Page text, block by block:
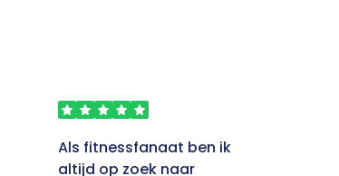
Als fitnessfanaat ben ik
altijd op zoek naar